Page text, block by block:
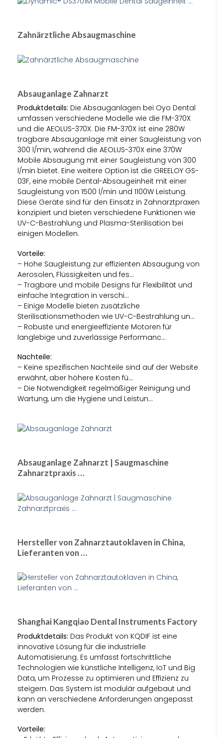
Zahnärztliche Absaugmaschine
Absauganlage Zahnarzt
Produktdetails: Die Absauganlagen bei Oyo Dental
umfassen verschiedene Modelle wie die FM-370X
und die AEOLUS-370X. Die FM-370X ist eine 280W
tragbare Absauganlage mit einer Saugleistung von
300 l/min, während die AEOLUS-370X eine 370W
Mobile Absaugung mit einer Saugleistung von 300
l/min bietet. Eine weitere Option ist die GREELOY GS-
03F, eine mobile Dental-Absaugeinheit mit einer
Saugleistung von 1500 l/min und 1100W Leistung.
Diese Geräte sind für den Einsatz in Zahnarztpraxen
konzipiert und bieten verschiedene Funktionen wie
UV-C-Bestrahlung und Plasma-Sterilisation bei
einigen Modellen.
Vorteile:
– Hohe Saugleistung zur effizienten Absaugung von
Aerosolen, Flüssigkeiten und fes…
– Tragbare und mobile Designs für Flexibilität und
einfache Integration in verschi…
– Einige Modelle bieten zusätzliche
Sterilisationsmethoden wie UV-C-Bestrahlung un…
– Robuste und energieeffiziente Motoren für
langlebige und zuverlässige Performanc…
Nachteile:
– Keine spezifischen Nachteile sind auf der Website
erwähnt, aber höhere Kosten fü…
– Die Notwendigkeit regelmäßiger Reinigung und
Wartung, um die Hygiene und Leistun…
Absauganlage Zahnarzt | Saugmaschine
Zahnarztpraxis …
Hersteller von Zahnarztautoklaven in China,
Lieferanten von …
Shanghai Kangqiao Dental Instruments Factory
Produktdetails: Das Produkt von KQDIF ist eine
innovative Lösung für die industrielle
Automatisierung. Es umfasst fortschrittliche
Technologien wie künstliche Intelligenz, IoT und Big
Data, um Prozesse zu optimieren und Effizienz zu
steigern. Das System ist modulär aufgebaut und
kann an verschiedene Anforderungen angepasst
werden.
Vorteile: